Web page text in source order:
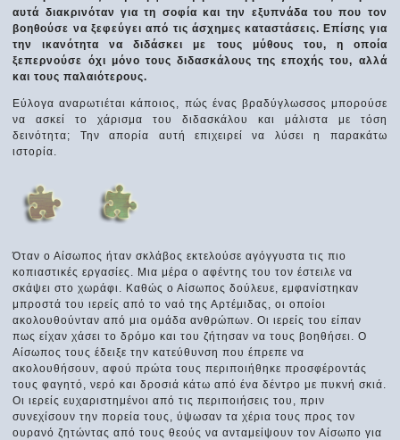
αυτά διακρινόταν για τη σοφία και την εξυπνάδα του που τον
βοηθούσε να ξεφεύγει από τις άσχημες καταστάσεις. Επίσης για
την ικανότητα να διδάσκει με τους μύθους του, η οποία
ξεπερνούσε όχι μόνο τους διδασκάλους της εποχής του, αλλά
και τους παλαιότερους.
Εύλογα αναρωτιέται κάποιος, πώς ένας βραδύγλωσσος μπορούσε
να ασκεί το χάρισμα του διδασκάλου και μάλιστα με τόση
δεινότητα; Την απορία αυτή επιχειρεί να λύσει η παρακάτω
ιστορία.
Όταν ο Αίσωπος ήταν σκλάβος εκτελούσε αγόγγυστα τις πιο
κοπιαστικές εργασίες. Μια μέρα ο αφέντης του τον έστειλε να
σκάψει στο χωράφι. Καθώς ο Αίσωπος δούλευε, εμφανίστηκαν
μπροστά του ιερείς από το ναό της Αρτέμιδας, οι οποίοι
ακολουθούνταν από μια ομάδα ανθρώπων. Οι ιερείς του είπαν
πως είχαν χάσει το δρόμο και του ζήτησαν να τους βοηθήσει. Ο
Αίσωπος τους έδειξε την κατεύθυνση που έπρεπε να
ακολουθήσουν, αφού πρώτα τους περιποιήθηκε προσφέροντάς
τους φαγητό, νερό και δροσιά κάτω από ένα δέντρο με πυκνή σκιά.
Οι ιερείς ευχαριστημένοι από τις περιποιήσεις του, πριν
συνεχίσουν την πορεία τους, ύψωσαν τα χέρια τους προς τον
ουρανό ζητώντας από τους θεούς να ανταμείψουν τον Αίσωπο για